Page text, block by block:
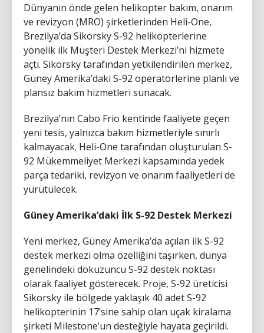
Dünyanın önde gelen helikopter bakım, onarım
ve revizyon (MRO) şirketlerinden Heli-One,
Brezilya’da Sikorsky S-92 helikopterlerine
yönelik ilk Müşteri Destek Merkezi’ni hizmete
açtı. Sikorsky tarafından yetkilendirilen merkez,
Güney Amerika’daki S-92 operatörlerine planlı ve
plansız bakım hizmetleri sunacak.
Brezilya’nın Cabo Frio kentinde faaliyete geçen
yeni tesis, yalnızca bakım hizmetleriyle sınırlı
kalmayacak. Heli-One tarafından oluşturulan S-
92 Mükemmeliyet Merkezi kapsamında yedek
parça tedariki, revizyon ve onarım faaliyetleri de
yürütülecek.
Güney Amerika’daki İlk S-92 Destek Merkezi
Yeni merkez, Güney Amerika’da açılan ilk S-92
destek merkezi olma özelliğini taşırken, dünya
genelindeki dokuzuncu S-92 destek noktası
olarak faaliyet gösterecek. Proje, S-92 üreticisi
Sikorsky ile bölgede yaklaşık 40 adet S-92
helikopterinin 17’sine sahip olan uçak kiralama
şirketi Milestone’un desteğiyle hayata geçirildi.